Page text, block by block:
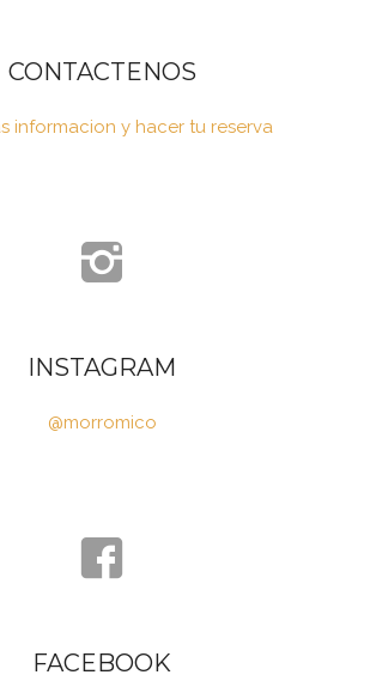
CONTACTENOS
informacion y hacer tu reserva
INSTAGRAM
@morromico
FACEBOOK